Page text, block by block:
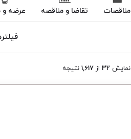
مناقصات تقاضا و مناقصه عرضه و
نمایش 32 از 1,617 نتيجه